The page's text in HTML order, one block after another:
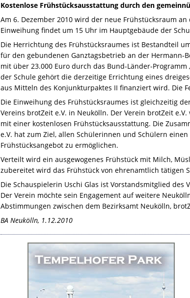
Kostenlose Frühstücksausstattung durch den
Am 6. Dezember 2010 wird der neue Frühstücksraum
Einweihung findet um 15 Uhr im Hauptgebäude der
Die Herrichtung des Frühstücksraumes ist Bestandteil
für den gebundenen Ganztagsbetrieb an der Hermann-
mit über 23.000 Euro durch das Bund-Länder-
der Schule gehört die derzeitige Errichtung eines
aus Mitteln des Konjunkturpaktes II finanziert wird. Die
Die Einweihung des Frühstücksraumes ist gleichzeitig
Vereins brotZeit e.V. in Neukölln. Der Verein brotZeit
mit einer kostenlosen Frühstücksausstattung. Die
e.V. hat zum Ziel, allen Schülerinnen und Schülern
Frühstücksangebot zu ermöglichen.
Verteilt wird ein ausgewogenes Frühstück mit Milch,
zubereitet wird das Frühstück von ehrenamtlich tätigen
Die Schauspielerin Uschi Glas ist Vorstandsmitglied
Der Verein möchte sein Engagement auf weitere
Abstimmungen zwischen dem Bezirksamt Neukölln,
BA Neukölln, 1.12.2010